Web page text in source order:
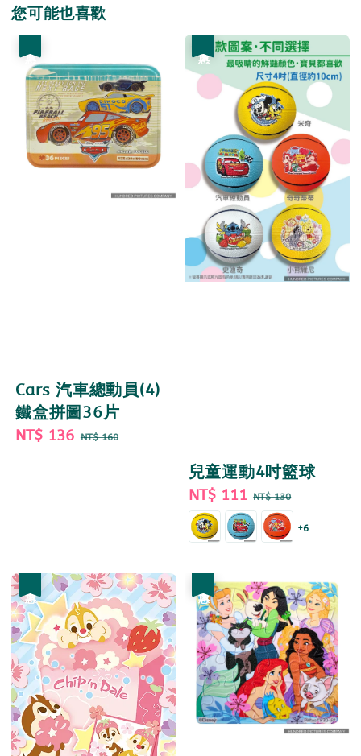
您可能也喜歡
Cars 汽車總動員(4)
鐵盒拼圖36片
Sale
NT$ 136 Regular
NT$ 160
兒童運動4吋籃球
Sale
price
NT$ 111 Regular
price
NT$ 130
+6